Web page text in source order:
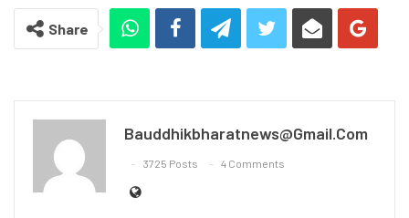
Share
Bauddhikbharatnews@gmail.com
3725 Posts 4 Comments